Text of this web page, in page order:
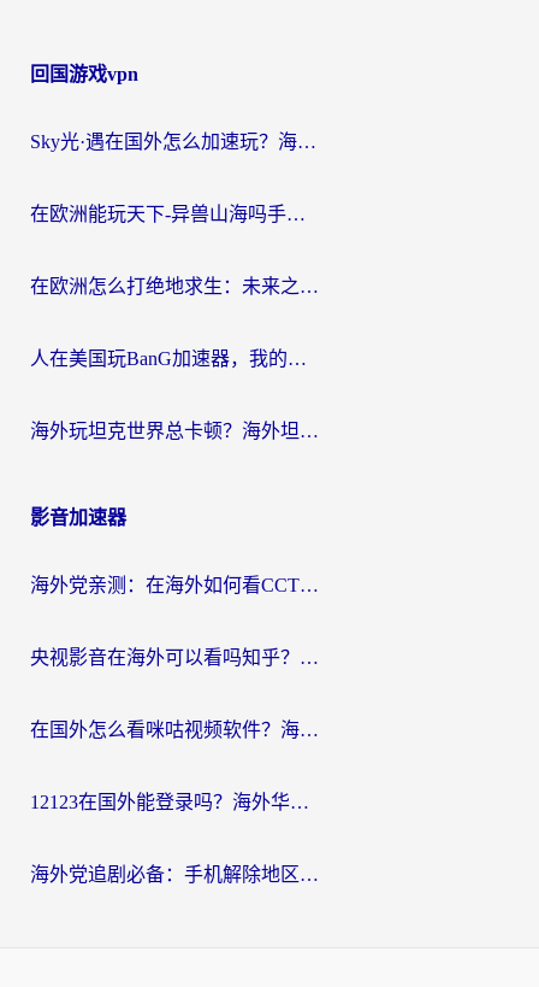
回国游戏vpn
Sky光·遇在国外怎么加速玩？海外党亲测有效的国服游戏加速指南
在欧洲能玩天下-异兽山海吗手游？海外玩家的加速器生存指南
在欧洲怎么打绝地求生：未来之役不卡？留学生亲测的加速器避坑指南
人在美国玩BanG加速器，我的延迟终于绿了
海外玩坦克世界总卡顿？海外坦克世界加速器有哪些？实测好用的选择在这里
影音加速器
海外党亲测：在海外如何看CCTV？告别“仅限大陆播放”的实用指南
央视影音在海外可以看吗知乎？留学生亲测：3步解决地域限制+追剧自由
在国外怎么看咪咕视频软件？海外党亲测有效的回国加速方案
12123在国外能登录吗？海外华人必看的回国加速实用指南
海外党追剧必备：手机解除地区限制app怎么选？解决央视视频&国内剧地区限制全指南